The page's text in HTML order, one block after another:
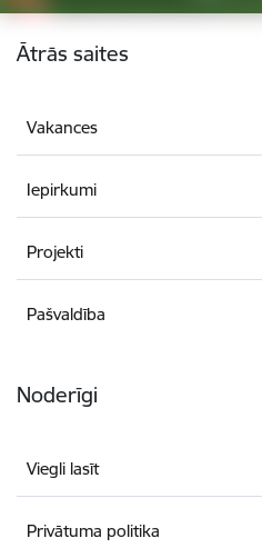
Kājene
Ātrās saites
Vakances
Iepirkumi
Projekti
Pašvaldība
Noderīgi
Viegli lasīt
Privātuma politika